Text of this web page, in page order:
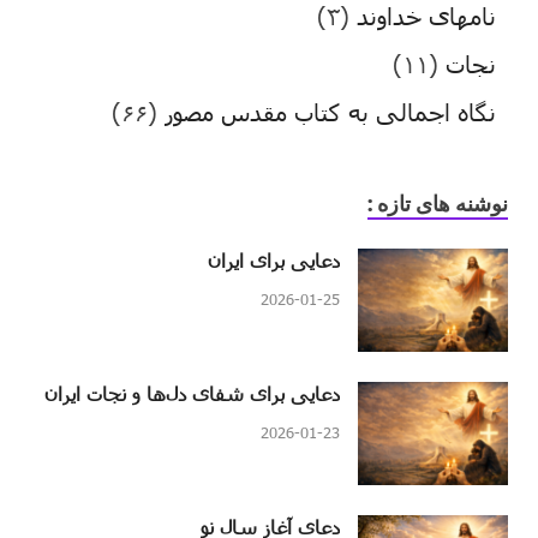
نامهای خداوند (۳)
نجات (۱۱)
نگاه اجمالی به کتاب مقدس مصور (۶۶)
نوشنه های تازه :
دعایی برای ایران
2026-01-25
دعایی برای شفای دل‌ها و نجات ایران
2026-01-23
دعای آغاز سال نو